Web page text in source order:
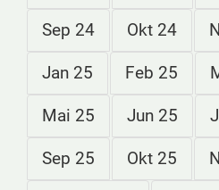
Sep 24 Okt 24
Jan 25 Feb 25
Mai 25 Jun 25
Sep 25 Okt 25